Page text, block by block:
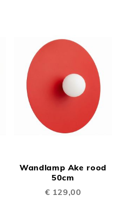
Wandlamp Ake rood
50cm
€ 129,00